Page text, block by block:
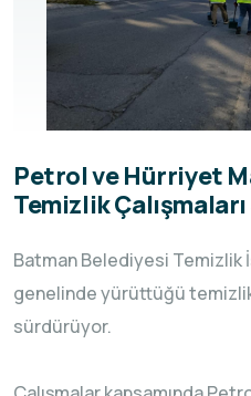
Petrol ve Hürriyet
Temizlik
Batman Belediyesi Temizlik
genelinde yürüttüğü temizlik
sürdürüyor.